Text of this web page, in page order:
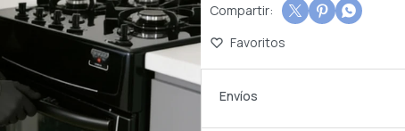
  
Envíos